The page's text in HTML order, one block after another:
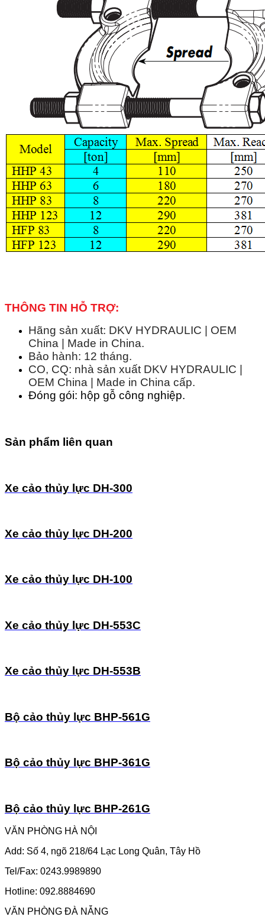
THÔNG TIN HỖ TRỢ:
Hãng sản xuất: DKV HYDRAULIC | OEM
China | Made in China.
Bảo hành: 12 tháng.
CO, CQ: nhà sản xuất DKV HYDRAULIC |
OEM China | Made in China cấp.
Đóng gói: hộp gỗ công nghiệp.
Sản phẩm liên quan
Xe cảo thủy lực DH-300
Xe cảo thủy lực DH-200
Xe cảo thủy lực DH-100
Xe cảo thủy lực DH-553C
Xe cảo thủy lực DH-553B
Bộ cảo thủy lực BHP-561G
Bộ cảo thủy lực BHP-361G
Bộ cảo thủy lực BHP-261G
VĂN PHÒNG HÀ NỘI
Add: Số 4, ngõ 218/64 Lạc Long Quân, Tây Hồ
Tel/Fax: 0243.9989890
Hotline: 092.8884690
VĂN PHÒNG ĐÀ NẴNG